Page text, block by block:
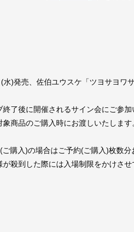
)発売、佐伯ユウスケ「ツヨサヨワ
了後に開催されるサイン会にご参加
商品のご購入時にお渡しいたします
購入)の場合はご予約(ご購入)枚数分
殺到した際には入場制限をかけさせ